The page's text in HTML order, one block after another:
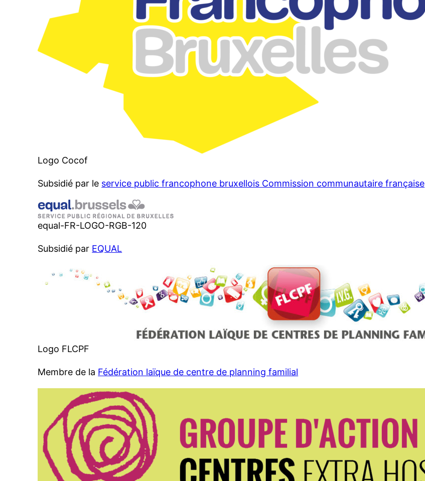
Logo Cocof
Subsidié par le service public francophone bruxellois Commission communautaire française
equal-FR-LOGO-RGB-120
Subsidié par EQUAL
Logo FLCPF
Membre de la Fédération laïque de centre de planning familial